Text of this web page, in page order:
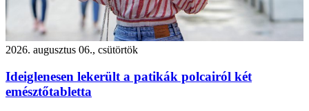
2026. augusztus 06., csütörtök
Ideiglenesen lekerült a patikák polcairól két
emésztőtabletta